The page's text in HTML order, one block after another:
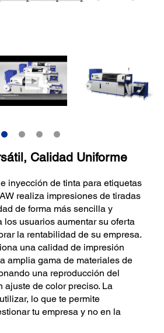
Calidad Uniforme
inyección de tinta para etiquetas
realiza impresiones de tiradas
de forma más sencilla y
los usuarios aumentar su oferta
la rentabilidad de su empresa.
una calidad de impresión
amplia gama de materiales de
una reproducción del
ajuste de color preciso. La
lo que te permite
tu empresa y no en la